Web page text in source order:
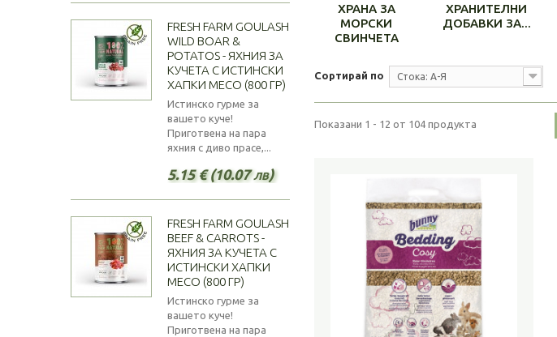
ХРАНА ЗА
МОРСКИ
СВИНЧЕТА
ХРАНИТЕЛНИ
ДОБАВКИ ЗА...
Сортирай по Стока: А-Я
Показани 1 - 12 от 104 продукта
FRESH FARM GOULASH
WILD BOAR &
POTATOS - ЯХНИЯ ЗА
КУЧЕТА С ИСТИНСКИ
ХАПКИ МЕСО (800 ГР)
Истинско гурме за
вашето куче!
Приготвена на пара
яхния с диво прасе,...
5.15 € (10.07 лв)
FRESH FARM GOULASH
BEEF & CARROTS -
ЯХНИЯ ЗА КУЧЕТА С
ИСТИНСКИ ХАПКИ
МЕСО (800 ГР)
Истинско гурме за
вашето куче!
Приготвена на пара